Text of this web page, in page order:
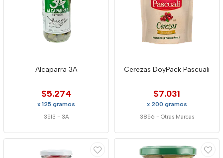
Alcaparra 3A
$5.274
x 125 gramos
3513 - 3A
Cerezas DoyPack Pascuali
$7.031
x 200 gramos
3856 - Otras Marcas